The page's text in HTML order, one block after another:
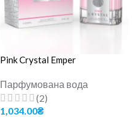
Pink Crystal Emper
Парфумована вода
(2)
1,034.00₴